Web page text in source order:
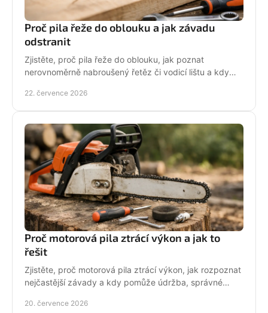
Proč pila řeže do oblouku a jak závadu
odstranit
Zjistěte, proč pila řeže do oblouku, jak poznat
nerovnoměrně nabroušený řetěz či vodicí lištu a kdy
22. července 2026
Proč motorová pila ztrácí výkon a jak to
řešit
Zjistěte, proč motorová pila ztrácí výkon, jak rozpoznat
nejčastější závady a kdy pomůže údržba, správné
20. července 2026